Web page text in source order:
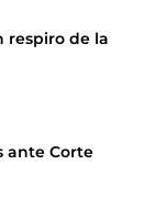
respiro de la
ante Corte